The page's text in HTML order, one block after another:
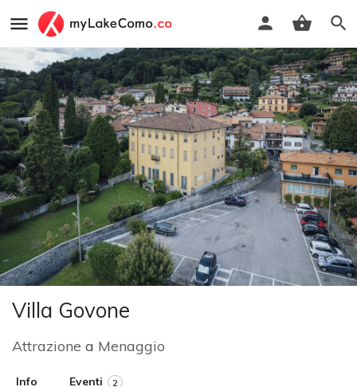
Villa Govone
Attrazione a Menaggio
Info Eventi 2